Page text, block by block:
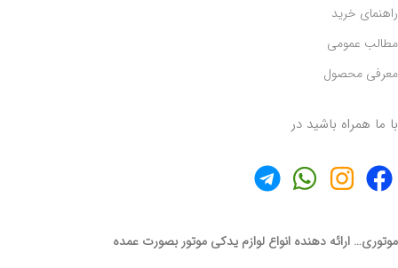
راهنمای خرید
مطالب عمومی
معرفی محصول
با ما همراه باشید در
موتوری… ارائه دهنده انواع لوازم یدکی موتور بصورت عمده